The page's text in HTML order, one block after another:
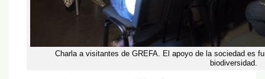
Charla a visitantes de GREFA. El apoyo de la sociedad es
biodiversidad.